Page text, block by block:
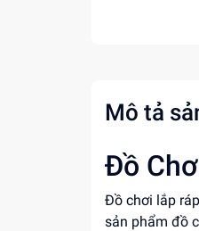
Mô tả
Đồ
Đồ chơi lắp
sản phẩm đồ